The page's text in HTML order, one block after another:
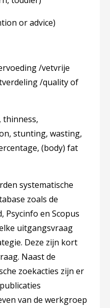
or advice​)
/vetvrije
/quality of
thinness,
stunting, wasting,
(body) fat
systematische
zoals de
Psycinfo en Scopus
uitgangsvraag
Deze zijn kort
Naast de
zoekacties zijn er
van de werkgroep